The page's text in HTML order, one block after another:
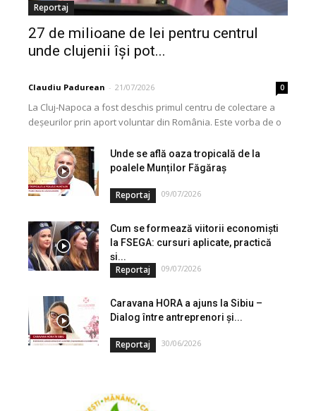
Reportaj
27 de milioane de lei pentru centrul
unde clujenii își pot...
Claudiu Padurean - 21/07/2026 0
La Cluj-Napoca a fost deschis primul centru de colectare a
deșeurilor prin aport voluntar din România. Este vorba de o
Unde se află oaza tropicală de la
poalele Munților Făgăraș
Reportaj 09/07/2026
Cum se formează viitorii economiști
la FSEGA: cursuri aplicate, practică
și...
Reportaj 09/07/2026
Caravana HORA a ajuns la Sibiu –
Dialog între antreprenori și...
Reportaj 30/06/2026